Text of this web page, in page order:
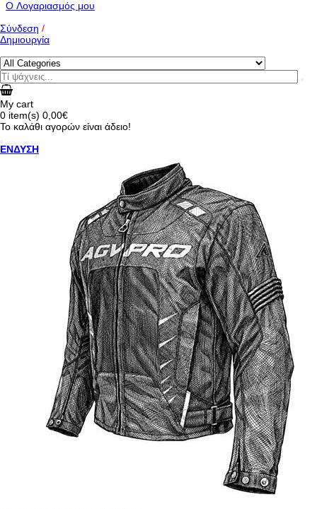
O Λογαριασμός μου
Σύνδεση /
Δημιουργία
My cart
0 item(s) 0,00€
Το καλάθι αγορών είναι άδειο!
ΕΝΔΥΣΗ